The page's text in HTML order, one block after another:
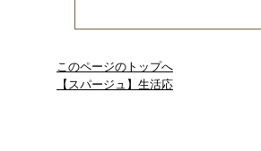
このページのトップへ
【スパージュ】生活応